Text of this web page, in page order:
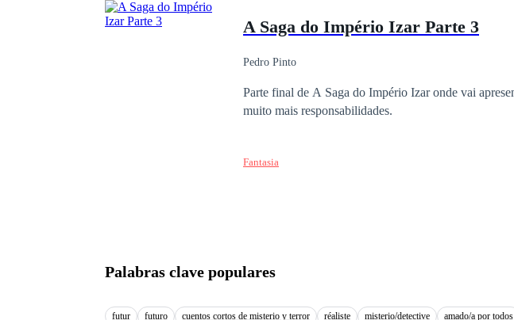
A Saga do Império Izar Parte 3
Pedro Pinto
Parte final de A Saga do Império Izar onde vai apresentar um Xi Zhang mais velho, mais experiente e com
muito mais responsabilidades.
Fantasia
Palabras clave populares
futur futuro cuentos cortos de misterio y terror réaliste misterio/detective amado/a por todos